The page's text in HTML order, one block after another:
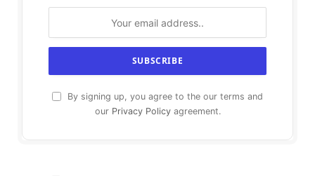
By signing up, you agree to the our terms and
our Privacy Policyagreement.